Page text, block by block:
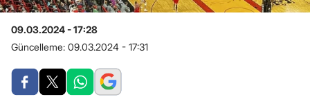
09.03.2024 - 17:28
Güncelleme: 09.03.2024 - 17:31